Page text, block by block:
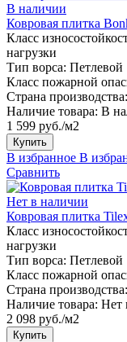
В наличии
Ковровая плитка
Класс
нагрузки
Тип ворса: Петлевой
Класс пожарной
Страна производства:
Наличие товара: В
1 599 руб./м2
Купить
В избранное В
Сравнить
Нет в наличии
Ковровая плитка
Класс
нагрузки
Тип ворса: Петлевой
Класс пожарной
Страна производства:
Наличие товара: Нет
2 098 руб./м2
Купить